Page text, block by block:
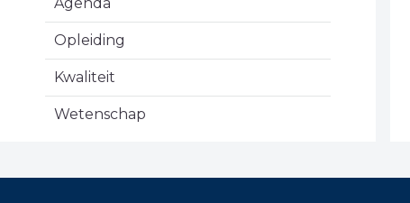
Opleiding
Kwaliteit
Wetenschap